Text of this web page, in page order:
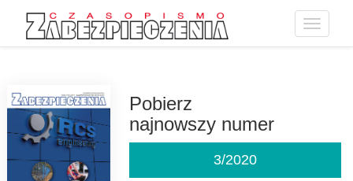
Toggle
Pobierz
najnowszy numer
3/2020